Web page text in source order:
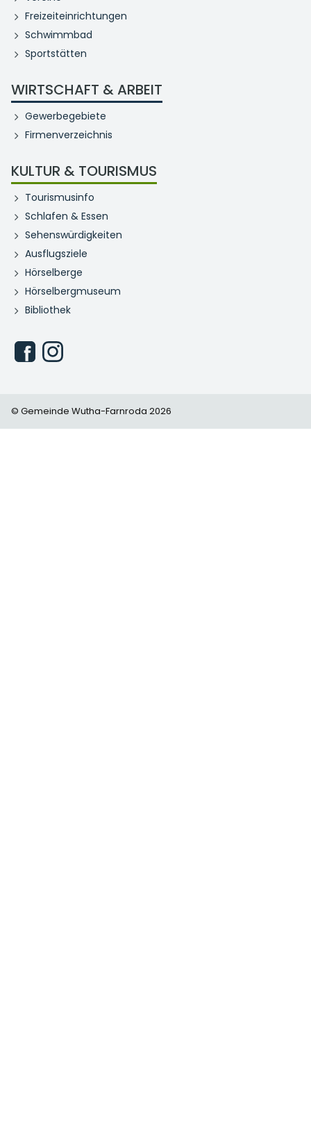
Freizeiteinrichtungen
Schwimmbad
Sportstätten
WIRTSCHAFT & ARBEIT
Gewerbegebiete
Firmenverzeichnis
KULTUR & TOURISMUS
Tourismusinfo
Schlafen & Essen
Sehenswürdigkeiten
Ausflugsziele
Hörselberge
Hörselbergmuseum
Bibliothek
© Gemeinde Wutha-Farnroda 2026